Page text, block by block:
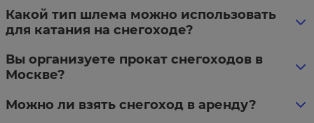
Какой тип шлема можно использовать
для катания на снегоходе?
Вы организуете прокат снегоходов в
Москве?
Можно ли взять снегоход в аренду?